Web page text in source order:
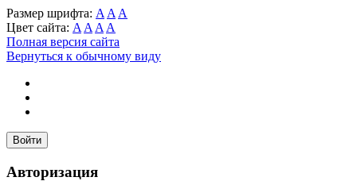
Размер шрифта: A A A
Цвет сайта: A A A A
Полная версия сайта
Вернуться к обычному виду
Войти
Авторизация